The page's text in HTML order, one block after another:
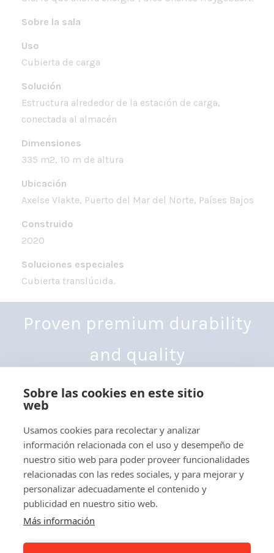
Sobre la sala
Uso
Cubierta de carga
Solución
Estructura alrededor de la estación de carga,
conectada al almacén
Dimensiones
335 m2, 10 m de altura
Ubicación
Axelse Vlakte, Puerto del Mar del Norte, Países Bajos
Construido
2020
Soluciones especiales
Cubierta translúcida.
Proven premium durability
and quality
Yhdystie 3-7,
68300 Kälviä, Finland
Tel: +358 6 832 5000
info@besthall.com
Business ID FI01070190
Sobre las cookies en este sitio
web
Usamos cookies para recolectar y analizar
información relacionada con el uso y desempeño de
nuestro sitio web para poder proveer funcionalidades
relacionadas con las redes sociales, y para mejorar y
personalizar adecuadamente el contenido y
publicidad en nuestro sitio web.
Más información